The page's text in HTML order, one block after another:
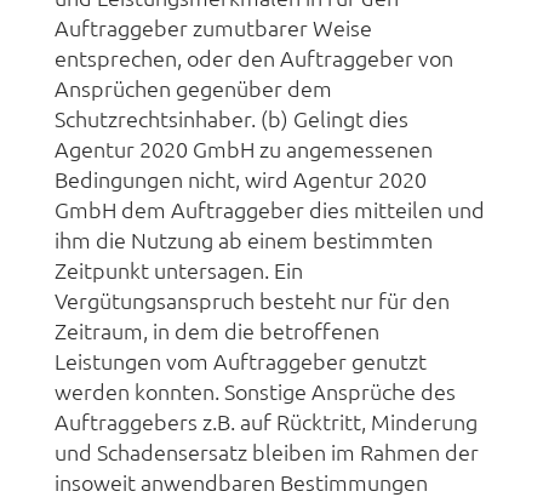
Auftraggeber zumutbarer Weise
entsprechen, oder den Auftraggeber von
Ansprüchen gegenüber dem
Schutzrechtsinhaber. (b) Gelingt dies
Agentur 2020 GmbH zu angemessenen
Bedingungen nicht, wird Agentur 2020
GmbH dem Auftraggeber dies mitteilen und
ihm die Nutzung ab einem bestimmten
Zeitpunkt untersagen. Ein
Vergütungsanspruch besteht nur für den
Zeitraum, in dem die betroffenen
Leistungen vom Auftraggeber genutzt
werden konnten. Sonstige Ansprüche des
Auftraggebers z.B. auf Rücktritt, Minderung
und Schadensersatz bleiben im Rahmen der
insoweit anwendbaren Bestimmungen